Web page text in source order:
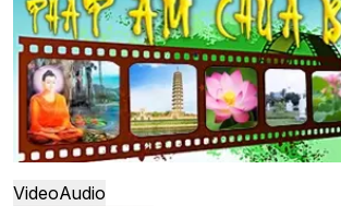
đô
Hà Nội: Ngày tu học cuối cùng khép lại
khóa sinh hoạt Phật pháp mùa hè lần
thứ XIV tại chùa Bằng
VideoAudio